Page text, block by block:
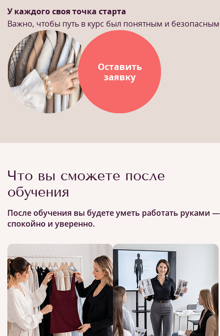
У каждого своя точка старта
Важно, чтобы путь в курс был понятным и безопасным
Оставить
заявку
Что вы сможете после
обучения
После обучения вы будете уметь работать руками —
спокойно и уверенно.